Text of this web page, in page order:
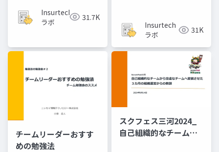
た
Insurtech
ラボ
31.7K
か？ 「ちょっと何言っ
ているかわかんない」
と共にした１年間
Insurtech
ラボ
31K
チームリーダーおすす
めの勉強法
スクフェス三河2024_
自己組織的なチームか